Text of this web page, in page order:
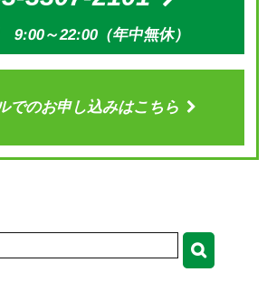
9:00～22:00（年中無休）
でのお申し込みはこちら